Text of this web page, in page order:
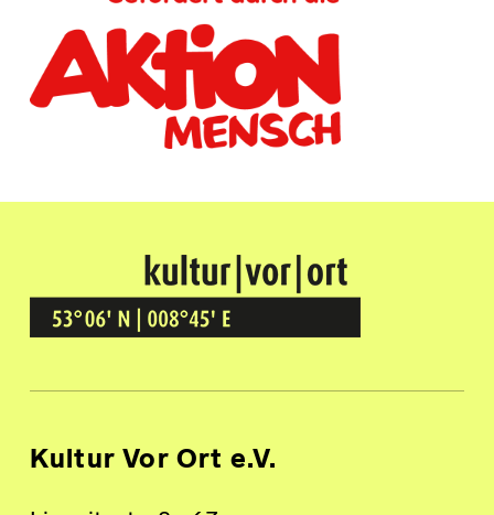
Kultur Vor Ort
BREMEN GRÖPELINGEN
Kultur Vor Ort e.V.